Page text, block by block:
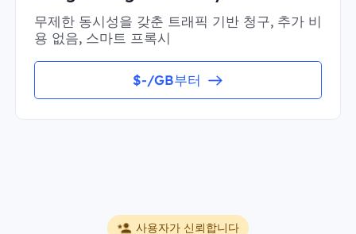
무제한 동시성을 갖춘 트래픽 기반 청구, 추가 비
용 없음, 스마트 프록시
$-/GB부터
사용자가 신뢰합니다